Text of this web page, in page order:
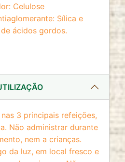
Celulose
Sílica e
ácidos gordos.
3 principais refeições,
Não administrar durante
nem a crianças.
da luz, em local fresco e